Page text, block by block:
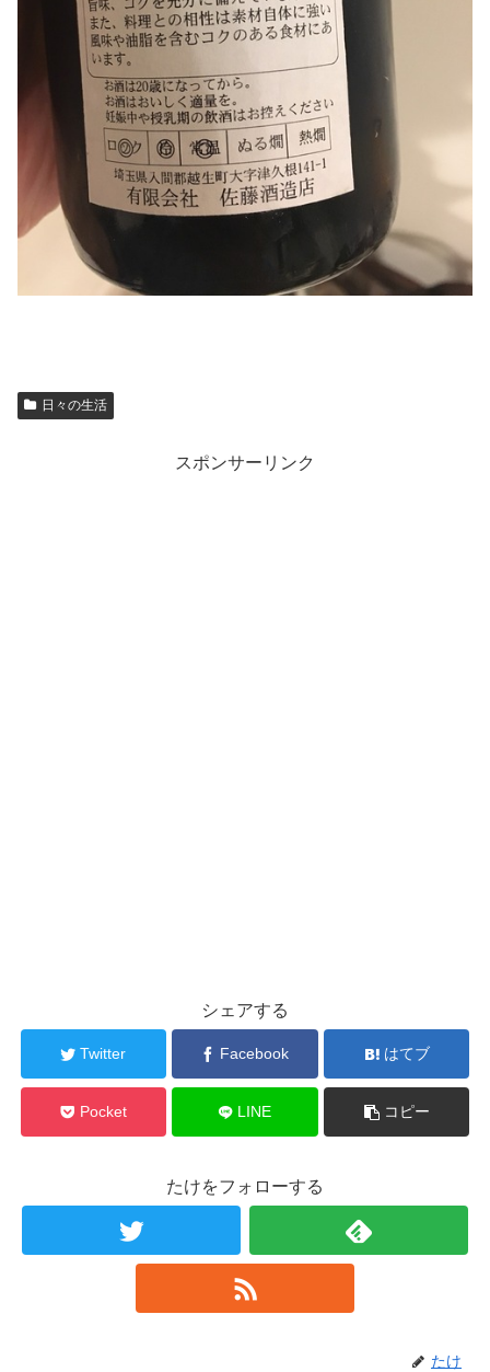
日々の生活
スポンサーリンク
シェアする
Twitter Facebook はてブ
Pocket LINE コピー
たけをフォローする
たけ